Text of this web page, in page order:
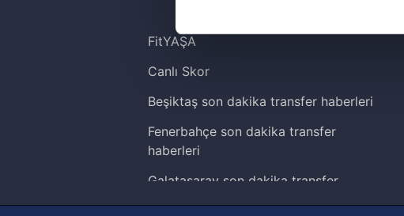
Her halükârda, kullanıcılar, bu
Sizlere daha iyi bir hizmet sunabilmek
çerezler vasıtasıyla çeşitli kişisel
amacıyla kullanılmaktadır. Diğer
reklam/pazarlama faaliyetlerinin
Çerezlere ilişkin tercihlerinizi aşağıda
Çerez
6698 sayılı Kişisel Verilerin
FitYAŞA
Canlı Skor
Beşiktaş son dakika transfer haberleri
Fenerbahçe son dakika transfer
haberleri
Galatasaray son dakika transfer